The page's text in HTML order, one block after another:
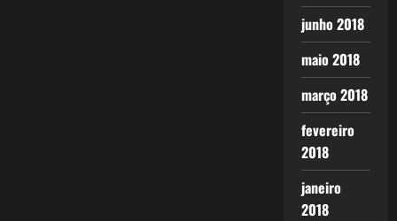
junho 2018
maio 2018
março 2018
fevereiro
2018
janeiro
2018